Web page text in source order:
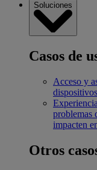
Soluciones
Casos de
Acceso y
problemas
impacten
Otros